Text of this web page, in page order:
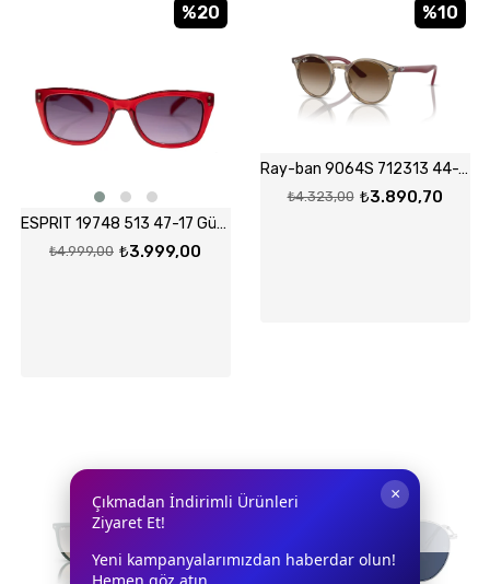
ESPRIT 19748 513 47-17 Güneş Gözlüğü
₺3.999,00
₺4.999,00
%20
Ray-ban 9064S 712313 44-19 Güneş Gözlüğü
₺3.890,70
₺4.323,00
%10
TÜKENDI
×
Çıkmadan İndirimli Ürünleri
Ziyaret Et!
Yeni kampanyalarımızdan haberdar olun!